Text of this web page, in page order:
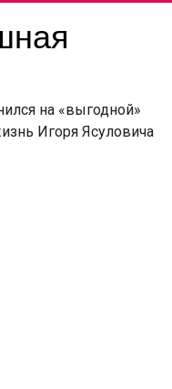
на «выгодной»
Игоря Ясуловича